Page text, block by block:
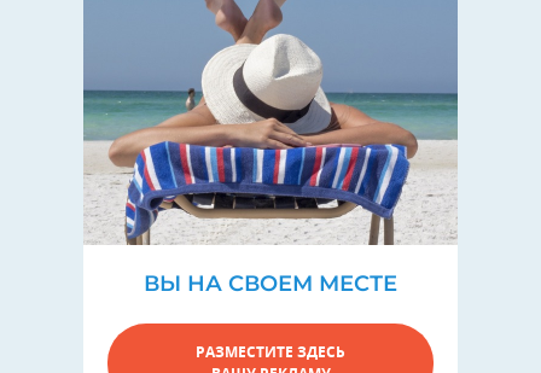
ВЫ НА СВОЕМ МЕСТЕ
РАЗМЕСТИТЕ ЗДЕСЬ